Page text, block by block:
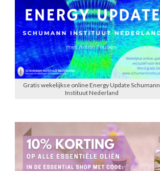
Gratis wekelijkse online Energy Update Schumann
Instituut Nederland